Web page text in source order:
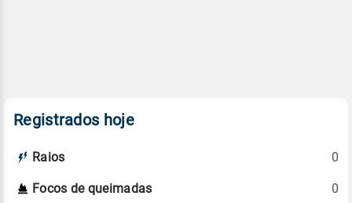
Registrados hoje
Raios 0
Focos de queimadas 0